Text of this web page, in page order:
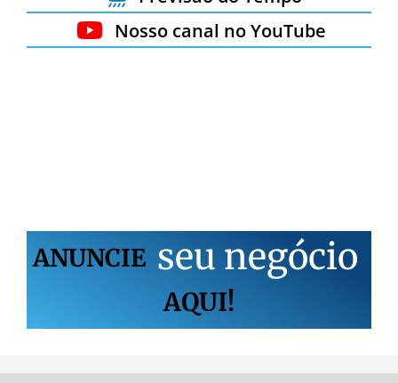
Nosso canal no YouTube
ANUNCIE seu negócio
AQUI!